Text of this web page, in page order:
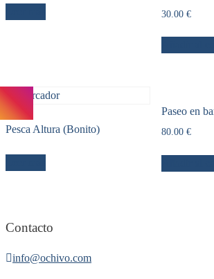
30.00 €
Pesca Altura (Bonito)
Paseo en
80.00 €
Contacto
info@ochivo.com